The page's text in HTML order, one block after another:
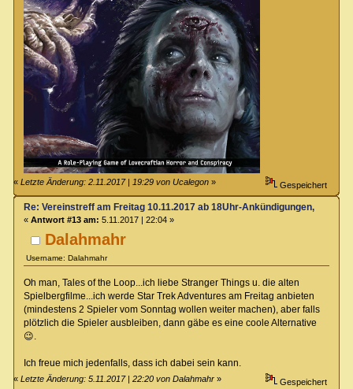
«Letzte Änderung: 2.11.2017 | 19:29 von Ucalegon » Gespeichert
Dalahmahr
Username: Dalahmahr
Re: Vereinstreff am Freitag 10.11.2017 ab 18Uhr-Ankündigungen,
« Antwort #13 am: 5.11.2017 | 22:04 »
Oh man, Tales of the Loop...ich liebe Stranger Things u. die alten
Spielbergfilme...ich werde Star Trek Adventures am Freitag anbieten
(mindestens 2 Spieler vom Sonntag wollen weiter machen), aber falls
plötzlich die Spieler ausbleiben, dann gäbe es eine coole Alternative
😉.
Ich freue mich jedenfalls, dass ich dabei sein kann.
«Letzte Änderung: 5.11.2017 | 22:20 von Dalahmahr » Gespeichert